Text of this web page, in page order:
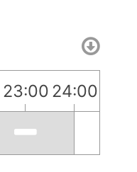
23:00 24:00